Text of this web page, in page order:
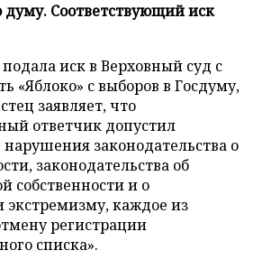
думу. Соответствующий иск
иск в Верховный суд с
«Яблоко» с выборов в Госдуму,
заявляет, что
ответчик допустил
законодательства о
законодательства об
собственности и о
экстремизму, каждое из
регистрации
списка».